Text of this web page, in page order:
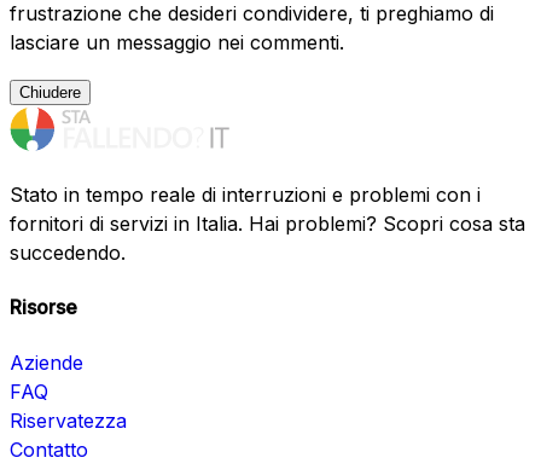
frustrazione che desideri condividere, ti preghiamo di
lasciare un messaggio nei commenti.
Chiudere
Stato in tempo reale di interruzioni e problemi con i
fornitori di servizi in Italia. Hai problemi? Scopri cosa sta
succedendo.
Risorse
Aziende
FAQ
Riservatezza
Contatto